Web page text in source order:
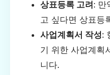
상표등록 고려 : 만
고 싶다면 상표등
사업계획서 작성:
기 위한 사업계획
니다.